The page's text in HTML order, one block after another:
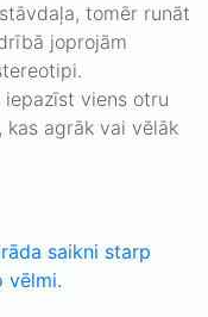
tomēr runāt
joprojām
viens otru
agrāk vai vēlāk